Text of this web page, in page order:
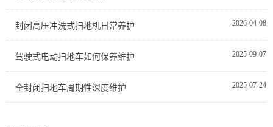
2026-04-08
封闭高压冲洗式扫地机日常养护
2025-09-07
驾驶式电动扫地车如何保养维护
2025-07-24
全封闭扫地车周期性深度维护